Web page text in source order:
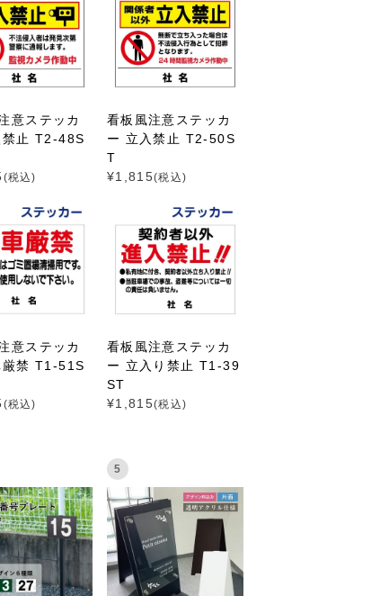
意ステッカ
禁止 T2-48S
(税込)
看板風注意ステッカ
ー 立入禁止 T2-50S
T
¥1,815(税込)
意ステッカ
厳禁 T1-51S
(税込)
看板風注意ステッカ
ー 立入り禁止 T1-39
ST
¥1,815(税込)
5